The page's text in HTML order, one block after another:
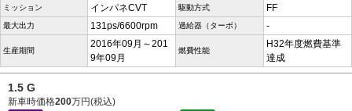
ミッション インパネCVT 駆動方式 FF
最大出力 131ps/6600rpm 過給器（ターボ） -
生産期間
2016年09月～201
9年09月
燃費性能
H32年度燃費基準
達成
1.5 G
新車時価格200万円(税込)